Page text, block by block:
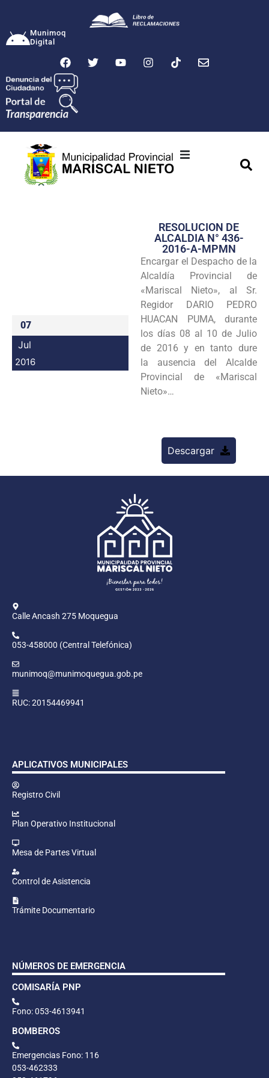
Munimoq
Digital
Transparencia
Seguridad
Programas
Intranet
07
Jul
2016
RESOLUCION DE
ALCALDIA N° 436-
2016-A-MPMN
Encargar el Despacho de la
Alcaldía Provincial de
«Mariscal Nieto», al Sr.
Regidor DARIO PEDRO
HUACAN PUMA, durante
los días 08 al 10 de Julio
de 2016 y en tanto dure
la ausencia del Alcalde
Provincial de «Mariscal
Nieto»…
Descargar
Calle Ancash 275 Moquegua
053-458000 (Central Telefónica)
munimoq@munimoquegua.gob.pe
RUC: 20154469941
APLICATIVOS MUNICIPALES
Registro Civil
Plan Operativo Institucional
Mesa de Partes Virtual
Control de Asistencia
Trámite Documentario
NÚMEROS DE EMERGENCIA
COMISARÍA PNP
Fono: 053-4613941
BOMBEROS
Emergencias Fono: 116
053-462333